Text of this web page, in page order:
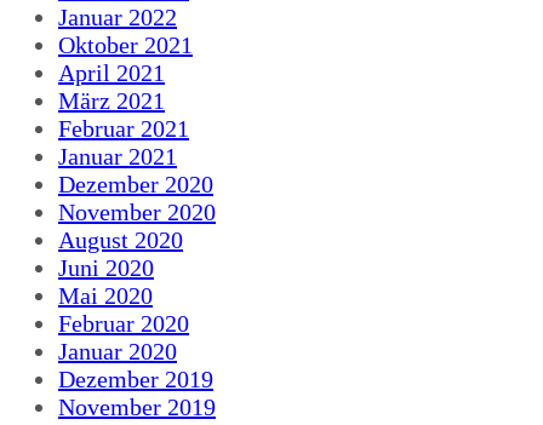
Januar 2022
Oktober 2021
April 2021
März 2021
Februar 2021
Januar 2021
Dezember 2020
November 2020
August 2020
Juni 2020
Mai 2020
Februar 2020
Januar 2020
Dezember 2019
November 2019